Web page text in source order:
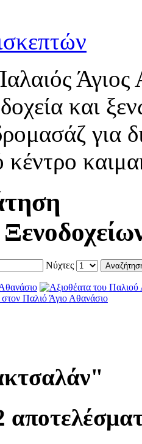
και
για
κέντρο
Νύχτες
"